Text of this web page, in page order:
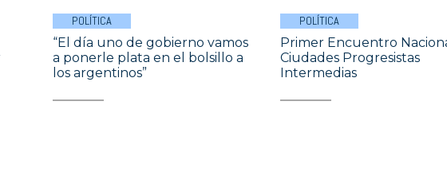
POLÍTICA
“El día uno de gobierno vamos
a ponerle plata en el bolsillo a
los argentinos”
POLÍTICA
Primer Encuentro
Ciudades Progresistas
Intermedias